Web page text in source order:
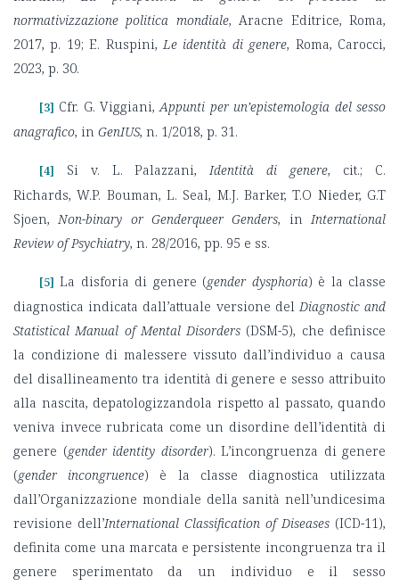
normativizzazione politica mondiale, Aracne Editrice, Roma,
2017, p. 19; E. Ruspini, Le identità di genere, Roma, Carocci,
2023, p. 30.
[3] Cfr. G. Viggiani,Appunti per un’epistemologia del sesso
anagrafico, in GenIUS, n. 1/2018, p. 31.
[4] Si v. L. Palazzani,Identità di genere, cit.; C.
Richards, W.P. Bouman, L. Seal, M.J. Barker, T.O Nieder, G.T
Sjoen,Non-binary or Genderqueer Genders, inInternational
Review of Psychiatry, n. 28/2016, pp. 95 e ss.
[5] La disforia di genere (gender dysphoria) è la classe
diagnostica indicata dall’attuale versione del Diagnostic and
Statistical Manual of Mental Disorders (DSM-5), che definisce
la condizione di malessere vissuto dall’individuo a causa
del disallineamento tra identità di genere e sesso attribuito
alla nascita, depatologizzandola rispetto al passato, quando
veniva invece rubricata come un disordine dell’identità di
genere (gender identity disorder). L’incongruenza di genere
(gender incongruence) è la classe diagnostica utilizzata
dall’Organizzazione mondiale della sanità nell’undicesima
revisione dell’International Classification of Diseases (ICD-11),
definita come una marcata e persistente incongruenza tra il
genere sperimentato da un individuo e il sesso